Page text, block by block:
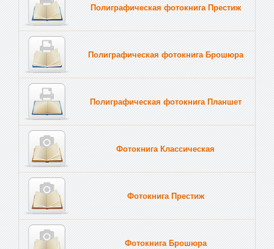
Полиграфическая фотокнига Престиж
Полиграфическая фотокнига Брошюра
Полиграфическая фотокнига Планшет
Фотокнига Классическая
Фотокнига Престиж
Фотокнига Брошюра